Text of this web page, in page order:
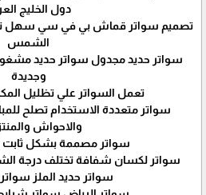
دول الخليج
تصميم سواتر قماش بي في سي سهل
الشمس
سواتر حديد مجدول سواتر حديد
وجديدة
تعمل السواتر علي تظليل
سواتر متعددة الاستخدام تصلح
والاحواش
سواتر مصممة بشكل ثابت
سواتر لكسان شفافة تختلف درجة
سواتر حديد الملز